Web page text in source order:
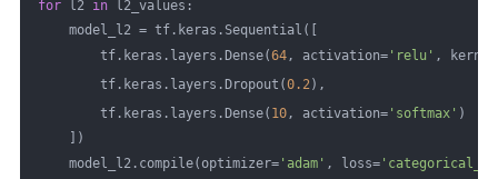
for l2 in l2_values:
model_l2 = tf.keras.Sequential([
tf.keras.layers.Dense(64, activation= 'relu' ,
tf.keras.layers.Dropout(0.2),
tf.keras.layers.Dense( 10, activation= 'softmax' )
])
model_l2.compile(optimizer= 'adam' , loss=